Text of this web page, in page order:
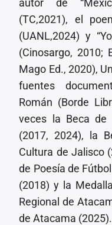
(TC,2021), el
(UANL,2024) y
(Cinosargo, 2010;
Mago Ed., 2020),
fuentes
Román (Borde
veces la Beca de
(2017, 2024), la
Cultura de Jalisco
de Poesía de
(2018) y la
Regional de
de Atacama (2025).